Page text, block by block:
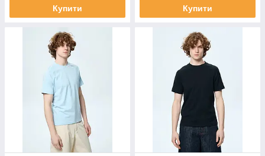
Купити Купити